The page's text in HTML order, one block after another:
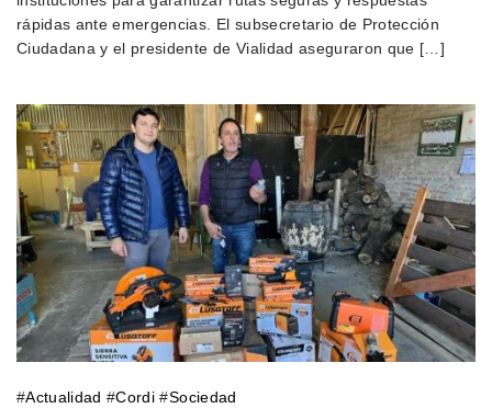
rápidas ante emergencias. El subsecretario de Protección
Ciudadana y el presidente de Vialidad aseguraron que […]
#Actualidad #Cordi #Sociedad